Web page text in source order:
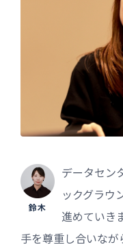
鈴木
データセン
ックグラウ
進めていき
手を尊重し合いなが